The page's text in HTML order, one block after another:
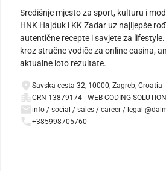
Središnje mjesto za sport, kulturu i
HNK Hajduk i KK Zadar uz najljepše
autentične recepte i savjete za
kroz stručne vodiče za online casina,
aktualne loto rezultate.
Savska cesta 32, 10000, Zagreb, Croatia
CRN 13879174 | WEB CODING
info / social / sales / career / legal
+385998705760